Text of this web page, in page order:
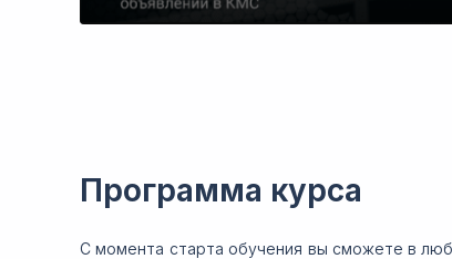
Программа курса
С момента старта обучения вы сможете в